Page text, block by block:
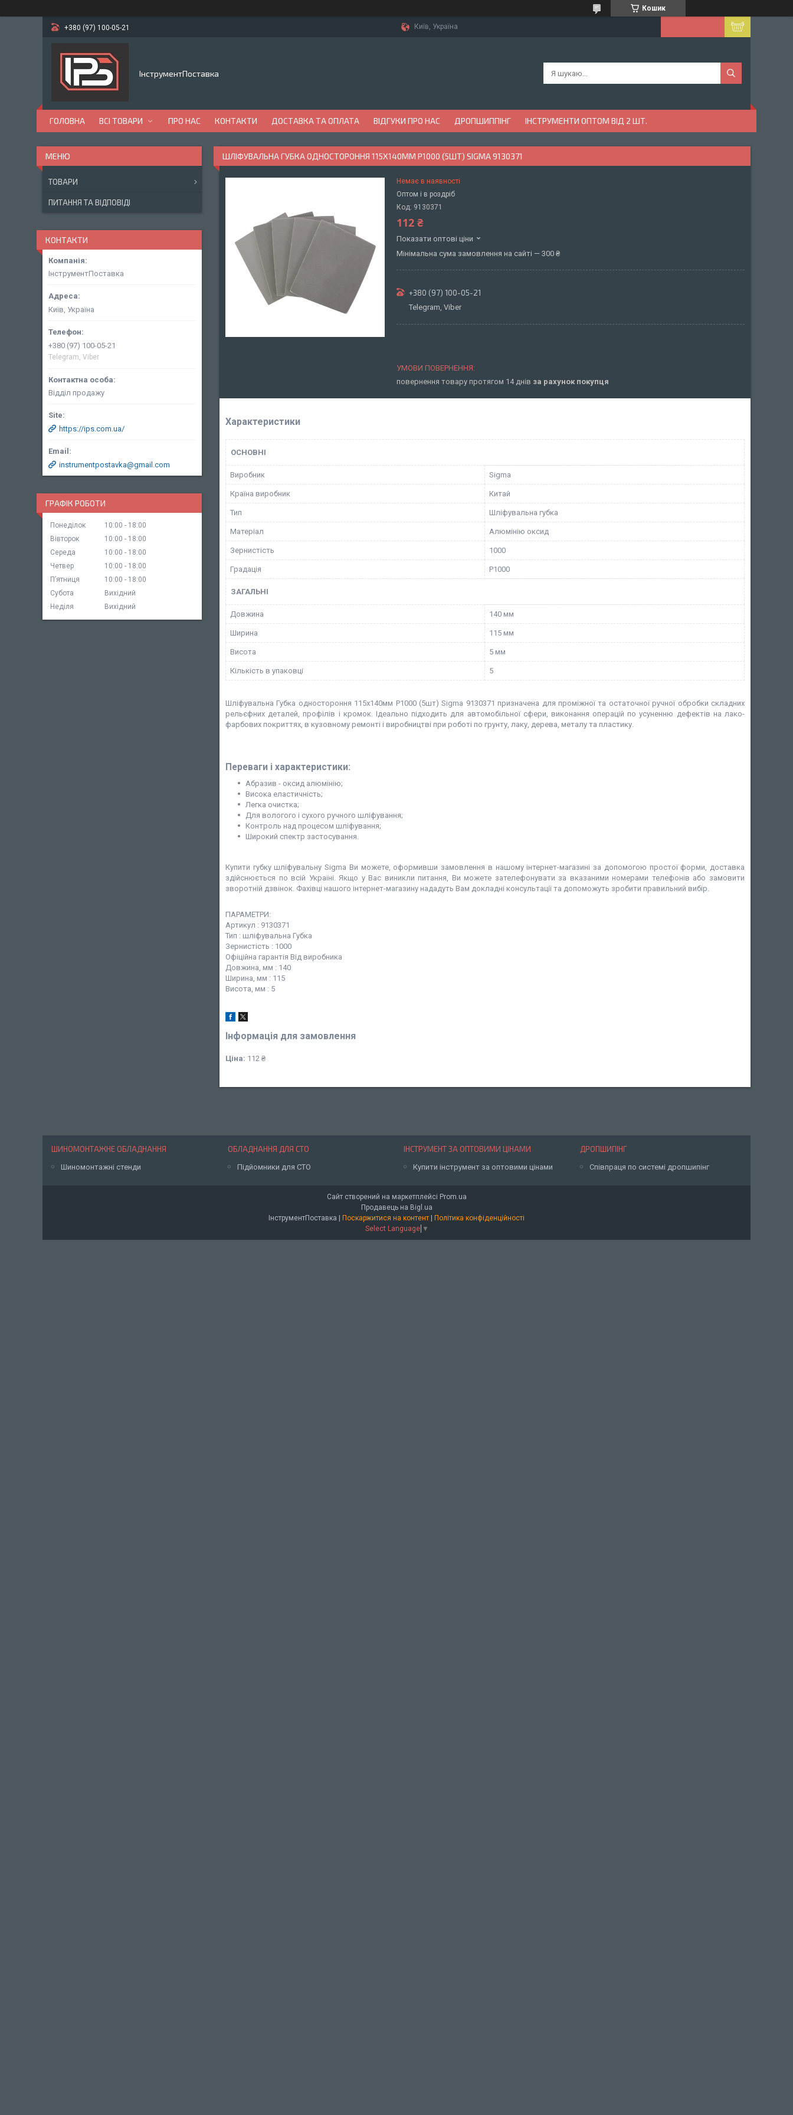
Кошик
+380 (97) 100-05-21 Київ, Україна
ІнструментПоставка
ГОЛОВНА ВСІ ТОВАРИ ПРО НАС КОНТАКТИ ДОСТАВКА ТА ОПЛАТА ВІДГУКИ ПРО НАС ДРОПШИППІНГ ІНСТРУМЕНТИ ОПТОМ ВІД 2 ШТ.
ШЛІФУВАЛЬНА ГУБКА ОДНОСТОРОННЯ 115Х140ММ P1000 (5ШТ) SIGMA 9130371
Немає в наявності
Оптом і в роздріб
Код: 9130371
112 ₴
Показати оптові ціни
Мінімальна сума замовлення на сайті — 300 ₴
+380 (97) 100-05-21
Telegram, Viber
повернення товару протягом 14 днів за рахунок покупця
Характеристики
ОСНОВНІ
Виробник Sigma
Країна виробник Китай
Тип Шліфувальна губка
Матеріал Алюмінію оксид
Зернистість 1000
Градація P1000
ЗАГАЛЬНІ
Довжина 140 мм
Ширина 115 мм
Висота 5 мм
Кількість в упаковці 5
Шліфувальна Губка одностороння 115х140мм P1000 (5шт) Sigma 9130371 призначена для проміжної та остаточної ручної обробки складних
рельєфних деталей, профілів і кромок. Ідеально підходить для автомобільної сфери, виконання операцій по усуненню дефектів на лако-
фарбових покриттях, в кузовному ремонті і виробництві при роботі по грунту, лаку, дерева, металу та пластику.
Переваги і характеристики:
Абразив - оксид алюмінію;
Висока еластичність;
Легка очистка;
Для вологого і сухого ручного шліфування;
Контроль над процесом шліфування;
Широкий спектр застосування.
Купити губку шліфувальну Sigma Ви можете, оформивши замовлення в нашому інтернет-магазині за допомогою простої форми, доставка
здійснюється по всій Україні. Якщо у Вас виникли питання, Ви можете зателефонувати за вказаними номерами телефонів або замовити
зворотній дзвінок. Фахівці нашого інтернет-магазину нададуть Вам докладні консультації та допоможуть зробити правильний вибір.
ПАРАМЕТРИ:
Артикул : 9130371
Тип : шліфувальна Губка
Зернистість : 1000
Офіційна гарантія Від виробника
Довжина, мм : 140
Ширина, мм : 115
Висота, мм : 5
Інформація для замовлення
Ціна: 112 ₴
ТОВАРИ
ПИТАННЯ ТА ВІДПОВІДІ
КОНТАКТИ
ІнструментПоставка
Київ, Україна
+380 (97) 100-05-21
Telegram, Viber
Відділ продажу
https://ips.com.ua/
instrumentpostavka@gmail.com
ГРАФІК РОБОТИ
Понеділок 10:00
18:00
Вівторок
10:00
18:00
Середа
10:00
18:00
Четвер
10:00
18:00
Пʼятниця
10:00
18:00
Субота
Вихідний
Неділя
Вихідний
ШИНОМОНТАЖНЕ ОБЛАДНАННЯ
Шиномонтажні стенди
ОБЛАДНАННЯ ДЛЯ СТО
Підйомники для СТО
ІНСТРУМЕНТ ЗА ОПТОВИМИ ЦІНАМИ
Купити інструмент за оптовими цінами
ДРОПШИПІНГ
Співпраця по системі дропшипінг
Сайт створений на маркетплейсі Prom.ua
Продавець на Bigl.ua
ІнструментПоставка | Поскаржитися на контент | Політика конфіденційності
Select Language ▼